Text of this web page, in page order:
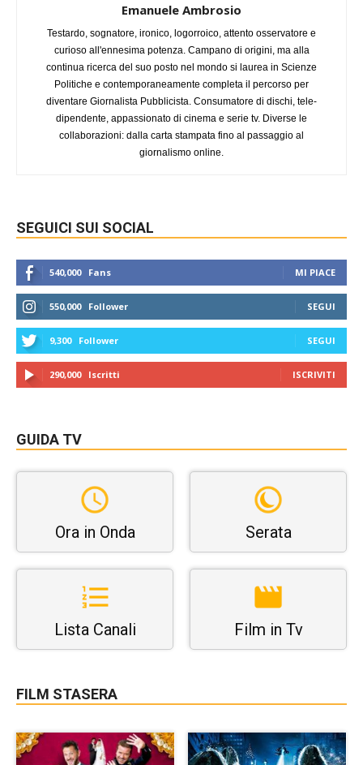
Emanuele Ambrosio
Testardo, sognatore, ironico, logorroico, attento osservatore e
curioso all'ennesima potenza. Campano di origini, ma alla
continua ricerca del suo posto nel mondo si laurea in Scienze
Politiche e contemporaneamente completa il percorso per
diventare Giornalista Pubblicista. Consumatore di dischi, tele-
dipendente, appassionato di cinema e serie tv. Diverse le
collaborazioni: dalla carta stampata fino al passaggio al
giornalismo online.
SEGUICI SUI SOCIAL
540,000 Fans MI PIACE
550,000 Follower SEGUI
9,300 Follower SEGUI
290,000 Iscritti ISCRIVITI
GUIDA TV
Ora in Onda Serata
Lista Canali Film in Tv
FILM STASERA